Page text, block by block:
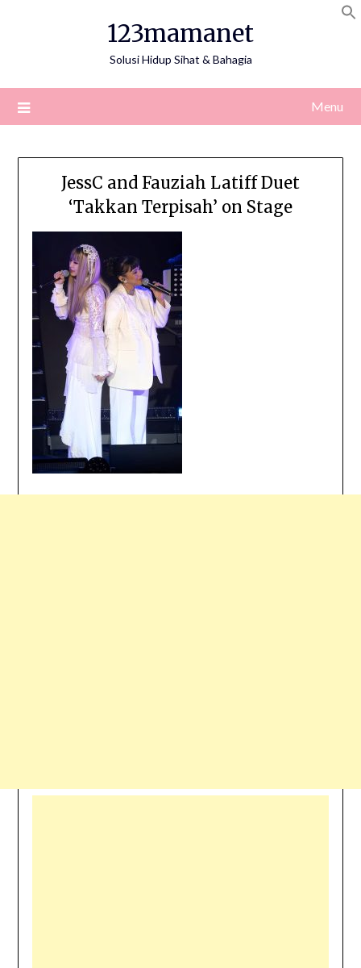
123mamanet
Solusi Hidup Sihat & Bahagia
Menu
JessC and Fauziah Latiff Duet
‘Takkan Terpisah’ on Stage